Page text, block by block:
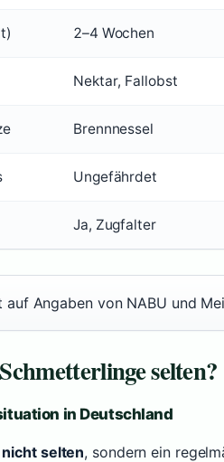
2–4 Wochen
Nektar, Fallobst
Brennnessel
Ungefährdet
Ja, Zugfalter
auf Angaben von NABU und
selten?
in Deutschland
nicht selten, sondern ein